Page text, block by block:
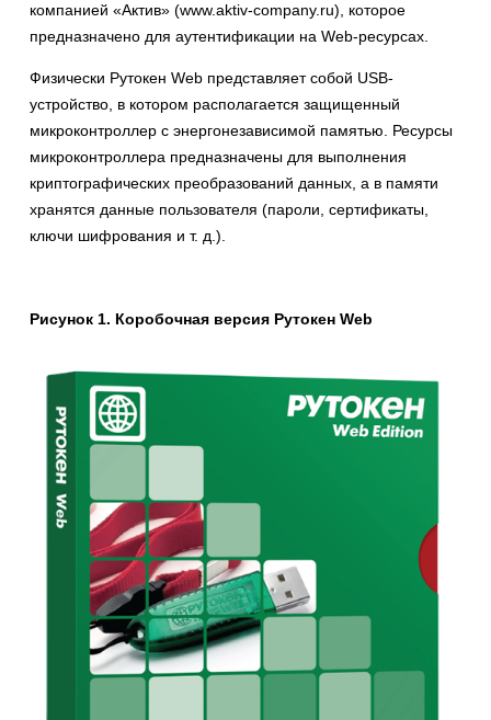
компанией «Актив» (www.aktiv-company.ru), которое
предназначено для аутентификации на Web-ресурсах.
Физически Рутокен Web представляет собой USB-
устройство, в котором располагается защищенный
микроконтроллер с энергонезависимой памятью. Ресурсы
микроконтроллера предназначены для выполнения
криптографических преобразований данных, а в памяти
хранятся данные пользователя (пароли, сертификаты,
ключи шифрования и т. д.).
Рисунок 1. Коробочная версия Рутокен Web